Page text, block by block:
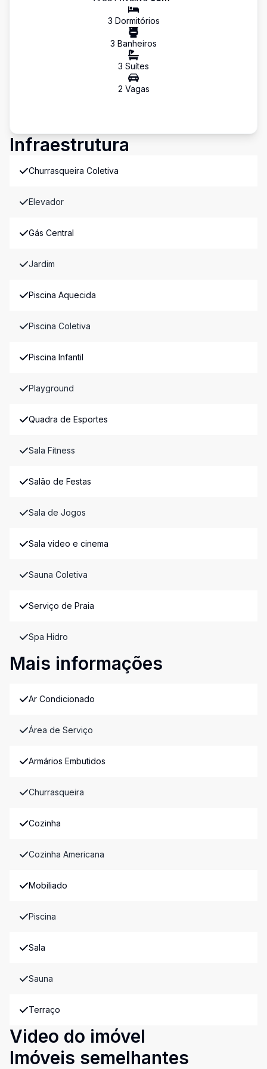
3 Dormitórios
3 Banheiros
3 Suítes
2 Vagas
Infraestrutura
Churrasqueira Coletiva
Elevador
Gás Central
Jardim
Piscina Aquecida
Piscina Coletiva
Piscina Infantil
Playground
Quadra de Esportes
Sala Fitness
Salão de Festas
Sala de Jogos
Sala video e cinema
Sauna Coletiva
Serviço de Praia
Spa Hidro
Mais informações
Ar Condicionado
Área de Serviço
Armários Embutidos
Churrasqueira
Cozinha
Cozinha Americana
Mobiliado
Piscina
Sala
Sauna
Terraço
Video do imóvel
Imóveis semelhantes